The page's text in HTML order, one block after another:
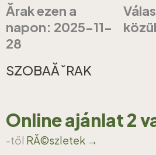
Ărak ezen a
napon: 2025-11-
28
SZOBAĂˇRAK
Online ajánlat 2
-től RĂ©szletek →